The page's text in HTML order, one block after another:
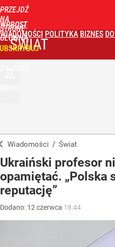
PRZEJDŹ
NA
STRONĘ
GŁÓWNĄ
WPROST
WIADOMOŚCI POLITYKA BIZNES
ŚWIAT
Wiadomości / Świat
Ukraiński profesor
opamiętać. „Polska
reputację”
Dodano: 12 czerwca 18:44